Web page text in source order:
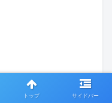
トップ サイドバー